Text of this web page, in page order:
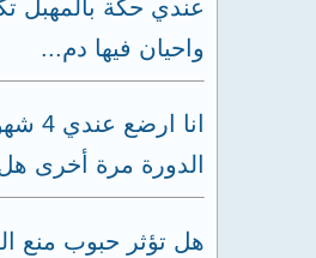
عندي حكة بالمهبل
واحيان فيها دم...
الدورة مرة أخرى
هل تؤثر حبوب منع